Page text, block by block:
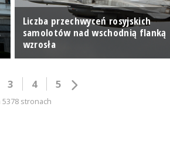
Liczba przechwyceń rosyjskich
samolotów nad wschodnią flanką
wzrosła
3 4 5
5378 stronach